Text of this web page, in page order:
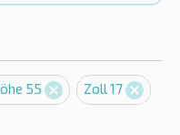
55 Zoll 17